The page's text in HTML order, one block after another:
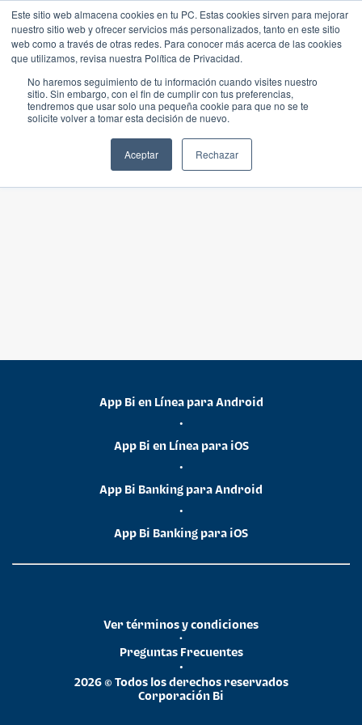
Este sitio web almacena cookies en tu PC. Estas cookies sirven para mejorar
nuestro sitio web y ofrecer servicios más personalizados, tanto en este sitio
web como a través de otras redes. Para conocer más acerca de las cookies
que utilizamos, revisa nuestra Política de Privacidad.
No haremos seguimiento de tu información cuando visites nuestro
sitio. Sin embargo, con el fin de cumplir con tus preferencias,
tendremos que usar solo una pequeña cookie para que no se te
solicite volver a tomar esta decisión de nuevo.
Aceptar Rechazar
App Bi en Línea para Android
•
App Bi en Línea para iOS
•
App Bi Banking para Android
•
App Bi Banking para iOS
2026 © Todos los derechos reservados
Corporación Bi
•
Preguntas Frecuentes
•
Ver términos y condiciones